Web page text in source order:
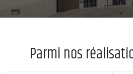
Parmi nos